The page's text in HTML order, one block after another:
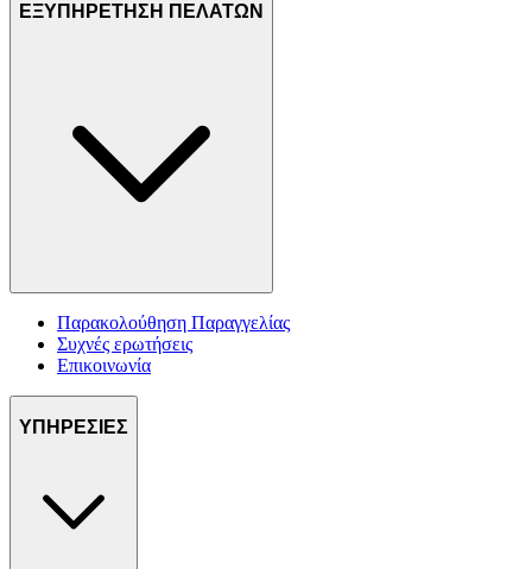
ΕΞΥΠΗΡΕΤΗΣΗ ΠΕΛΑΤΩΝ
Παρακολούθηση Παραγγελίας
Συχνές ερωτήσεις
Επικοινωνία
ΥΠΗΡΕΣΙΕΣ